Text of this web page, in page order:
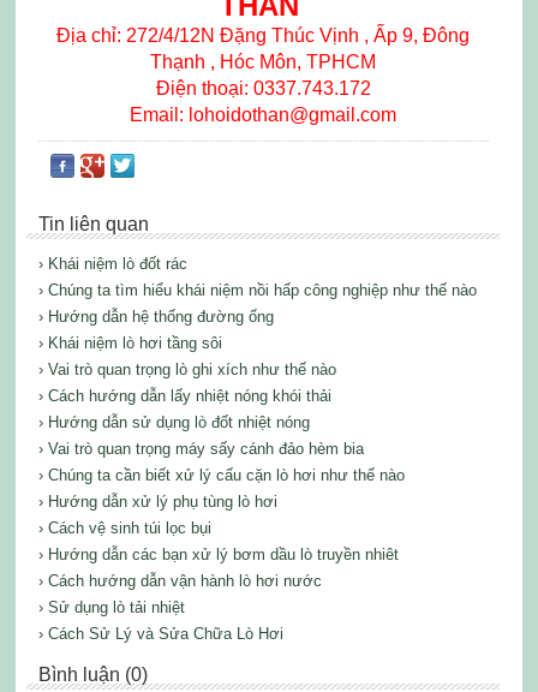
Địa chỉ: 272/4/12N Đặng Thúc Vịnh , Ấp 9, Đông
Thạnh , Hóc Môn, TPHCM
Điện thoại: 0337.743.172
Email: lohoidothan@gmail.com
Tin liên quan
› Khái niệm lò đốt rác
› Chúng ta tìm hiểu khái niệm nồi hấp công nghiệp như thế nào
› Hướng dẫn hệ thống đường ống
› Khái niệm lò hơi tầng sôi
› Vai trò quan trọng lò ghi xích như thế nào
› Cách hướng dẫn lấy nhiệt nóng khói thải
› Hướng dẫn sử dụng lò đốt nhiệt nóng
› Vai trò quan trọng máy sấy cánh đảo hèm bia
› Chúng ta cần biết xử lý cấu cặn lò hơi như thế nào
› Hướng dẫn xử lý phụ tùng lò hơi
› Cách vệ sinh túi lọc bụi
› Hướng dẫn các bạn xử lý bơm dầu lò truyền nhiêt
› Cách hướng dẫn vận hành lò hơi nước
› Sử dụng lò tải nhiệt
› Cách Sử Lý và Sửa Chữa Lò Hơi
Bình luận (0)